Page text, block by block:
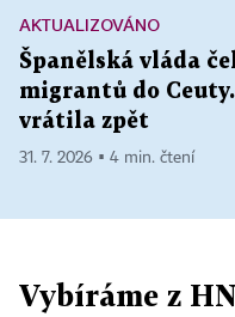
AKTUALIZOVÁNO
Španělská vláda
migrantů do
vrátila zpět
31. 7. 2026 ▪ 4 min. čtení
Vybíráme z HN